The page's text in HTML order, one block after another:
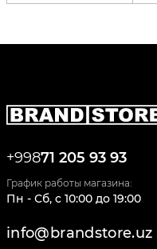
+99871 205 93 93
График работы магазина:
Пн - Сб, c 10:00 до 19:00
info@brandstore.uz